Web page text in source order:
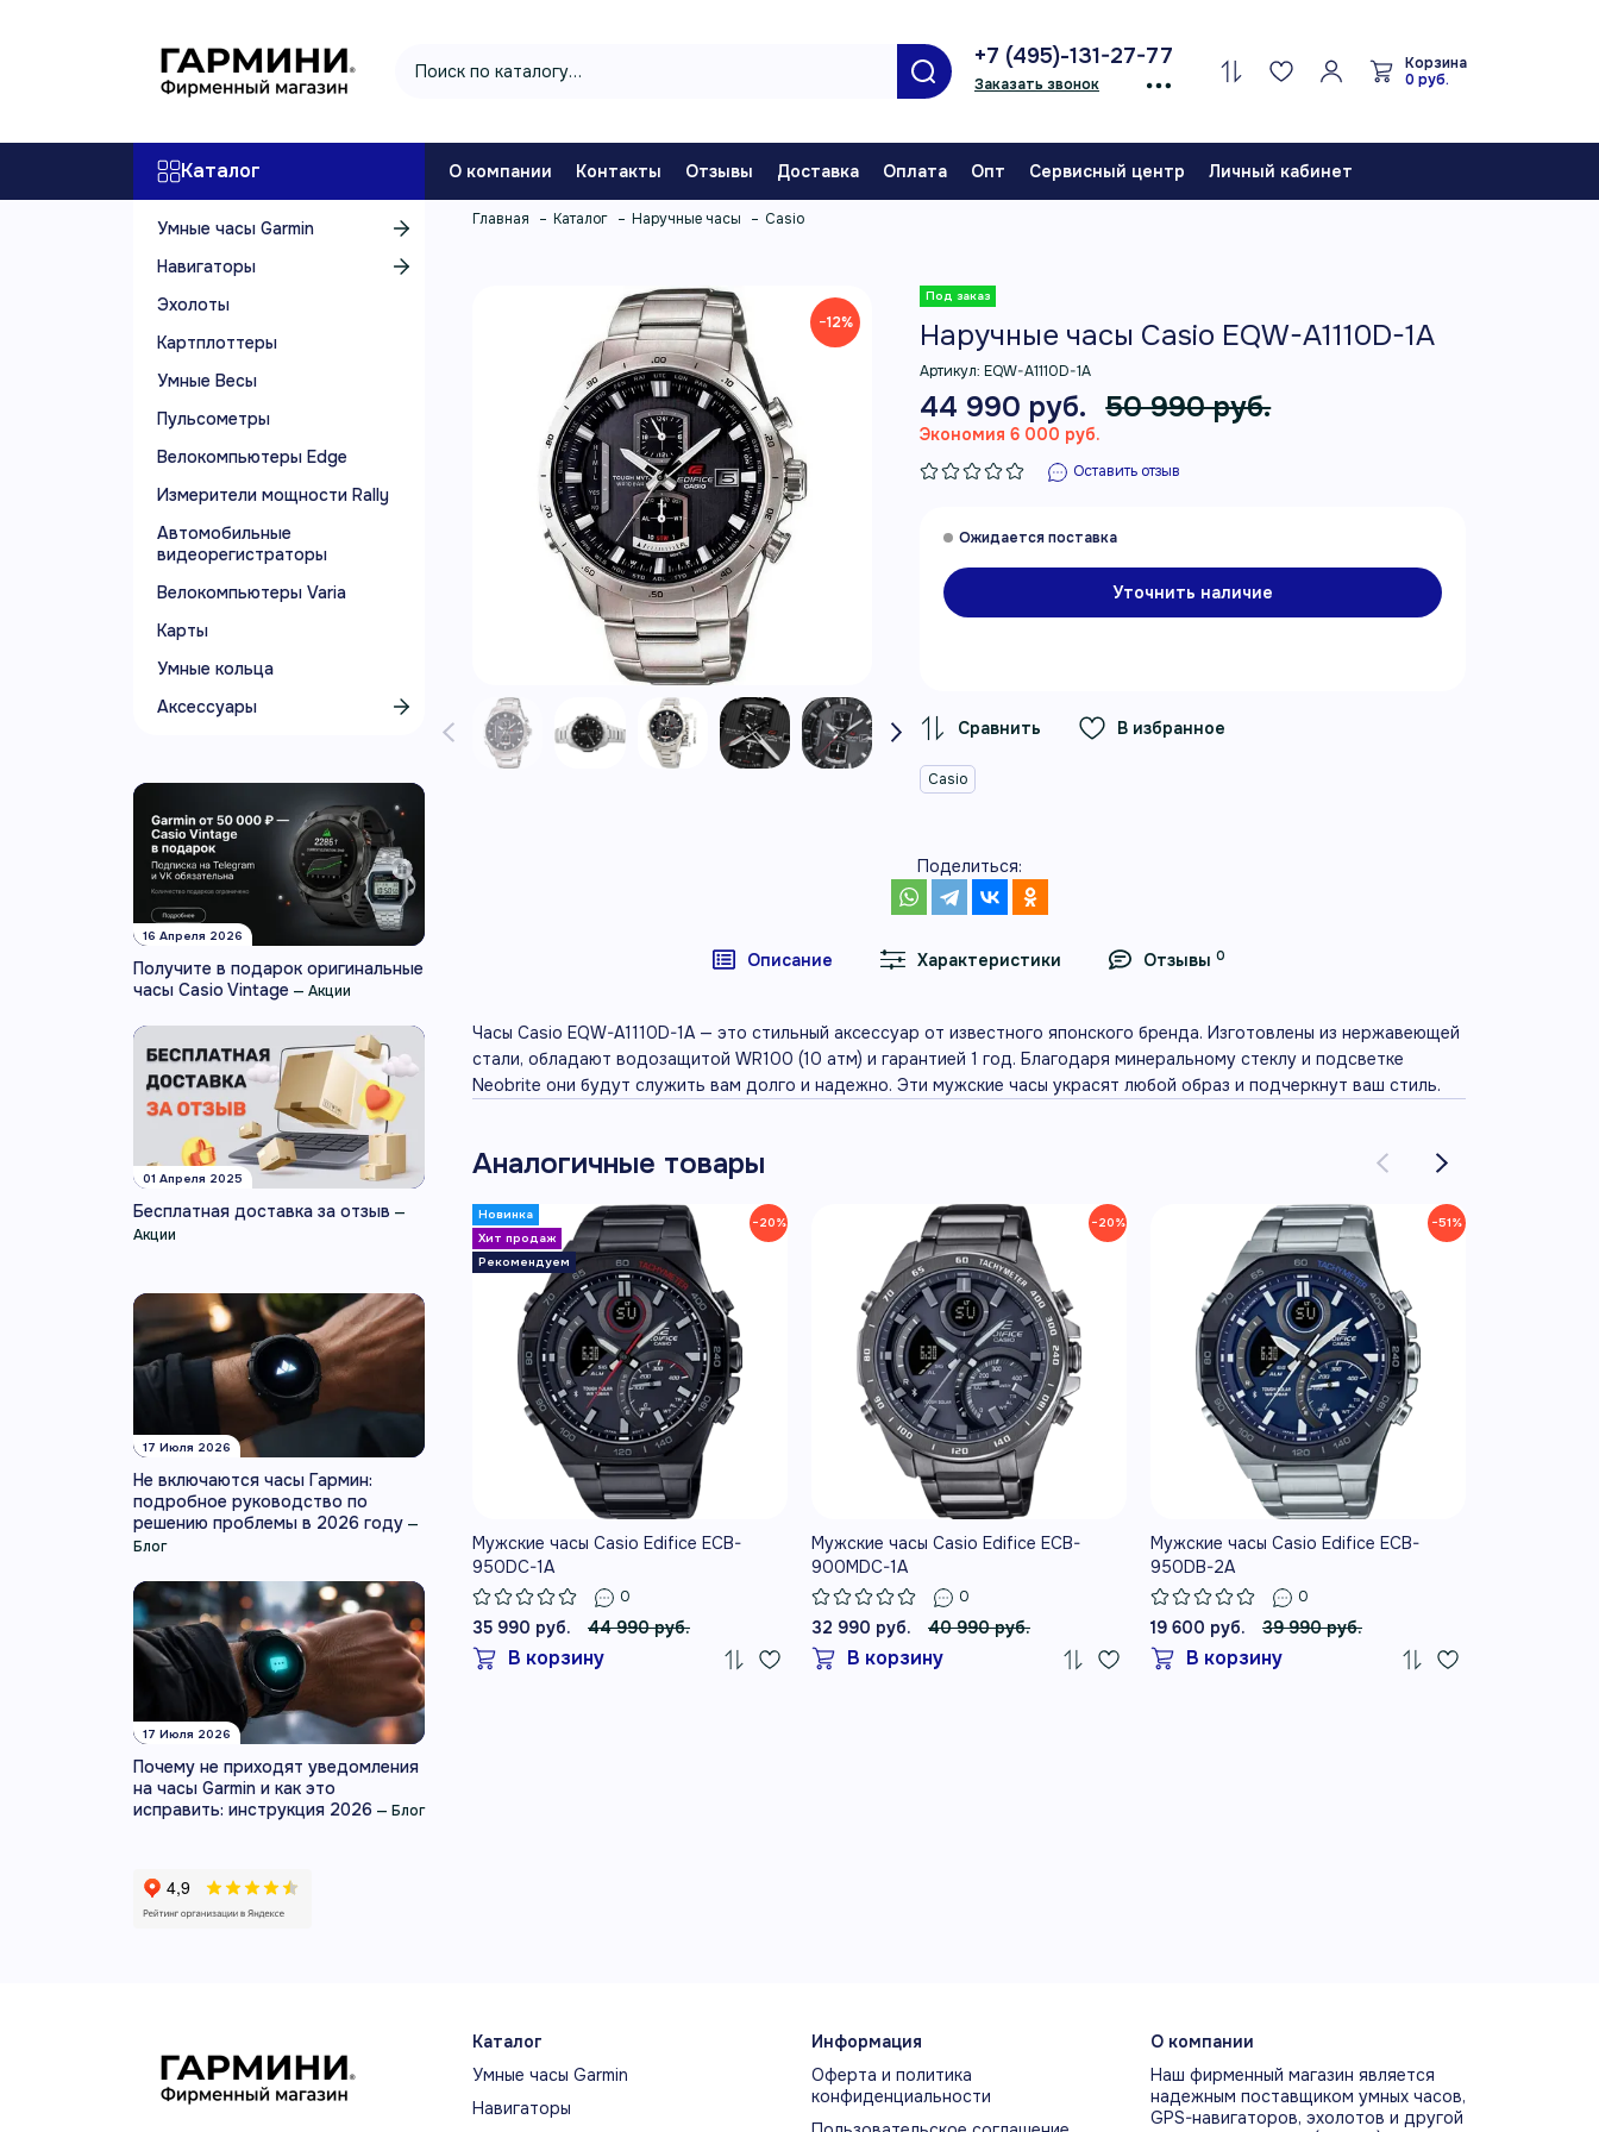
+7 (495)-131-27-77
Заказать звонок
Корзина
0 руб.
Каталог О компании Контакты Отзывы Доставка Оплата Опт Сервисный центр Личный кабинет
Главная Каталог Наручные часы Casio
Умные часы Garmin
Навигаторы
Эхолоты
Картплоттеры
Умные Весы
Пульсометры
Велокомпьютеры Edge
Измерители мощности Rally
Автомобильные
видеорегистраторы
Велокомпьютеры Varia
Карты
Умные кольца
Аксессуары
16 Апреля 2026
Получите в подарок оригинальные
часы Casio Vintage — Акции
01 Апреля 2025
Бесплатная доставка за отзыв —
Акции
17 Июля 2026
Не включаются часы Гармин:
подробное руководство по
решению проблемы в 2026 году —
Блог
17 Июля 2026
Почему не приходят уведомления
на часы Garmin и как это
исправить: инструкция 2026 — Блог
−12% Наручные часы Casio EQW-A1110D-1A
Артикул:EQW-A1110D-1A
44 990 руб. 50 990 руб.
Экономия 6 000 руб.
Оставить отзыв
Уточнить наличие
В избранное
Casio
Поделиться:
Описание Характеристики Отзывы 0
Часы Casio EQW-A1110D-1A — это стильный аксессуар от известного японского бренда. Изготовлены из нержавеющей
стали, обладают водозащитой WR100 (10 атм) и гарантией 1 год. Благодаря минеральному стеклу и подсветке
Neobrite они будут служить вам долго и надежно. Эти мужские часы украсят любой образ и подчеркнут ваш стиль.
Аналогичные товары
−20%
Мужские часы Casio Edifice ECB-
950DC-1A
0
35 990 руб. 44 990 руб.
В корзину
−20%
Мужские часы Casio Edifice ECB-
900MDC-1A
0
32 990 руб. 40 990 руб.
В корзину
−51%
Мужские часы Casio Edifice ECB-
950DB-2A
0
19 600 руб. 39 990 руб.
В корзину
Каталог
Умные часы Garmin
Навигаторы
Информация
Оферта и политика
конфиденциальности
О компании
Наш фирменный магазин является
надежным поставщиком умных часов,
GPS-навигаторов, эхолотов и другой